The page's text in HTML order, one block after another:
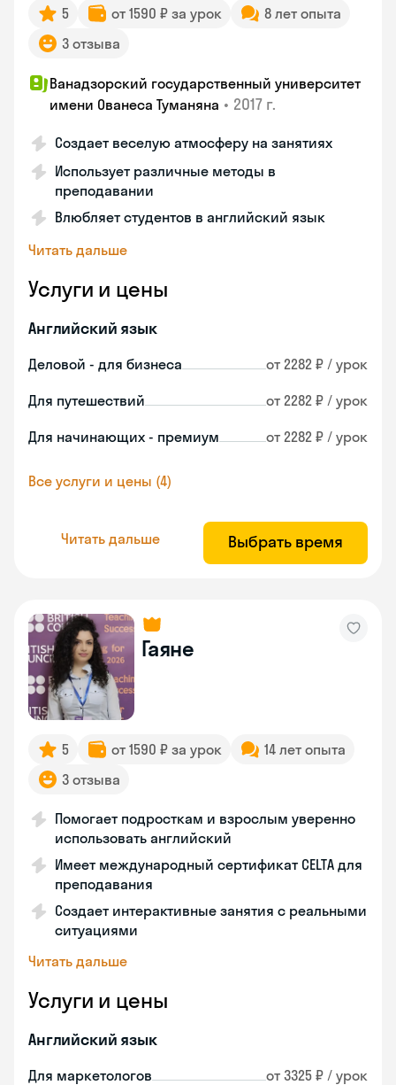
5 от 1590 ₽ за урок
8 лет опыта
3 отзыва
Ванадзорский государственный университет
имени Ованеса Туманяна • 2017 г.
Создает веселую атмосферу на занятиях
Использует различные методы в
преподавании
Влюбляет студентов в английский язык
Читать дальше
Услуги и цены
Английский язык
Деловой - для бизнеса от 2282 ₽ / урок
Для путешествий от 2282 ₽ / урок
Для начинающих - премиум от 2282 ₽ / урок
Все услуги и цены (4)
Читать дальше Выбрать время
Гаяне
5 от 1590 ₽ за урок
14 лет опыта
3 отзыва
Помогает подросткам и взрослым уверенно
использовать английский
Имеет международный сертификат CELTA для
преподавания
Создает интерактивные занятия с реальными
ситуациями
Читать дальше
Услуги и цены
Английский язык
Для маркетологов от 3325 ₽ / урок